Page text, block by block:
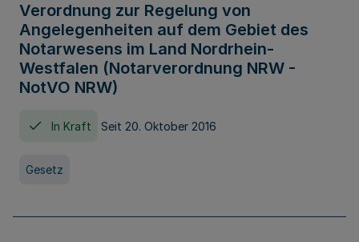
Verordnung zur Regelung von
Angelegenheiten auf dem Gebiet des
Notarwesens im Land Nordrhein-
Westfalen (Notarverordnung NRW -
NotVO NRW)
In Kraft Seit 20. Oktober 2016
Gesetz